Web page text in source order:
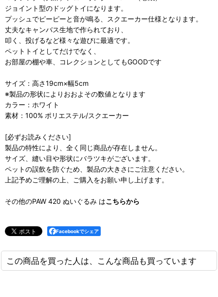
ジョイント型のドッグトイになります。
プッシュでピーピーと音が鳴る、スクエーカー仕様となります。
丈夫なキャンバス生地で作られており、
叩く、投げるなど様々な遊びに最適です。
ペットトイとしてだけでなく、
お部屋の棚や車、コレクションとしてもGOODです
サイズ：高さ19cm×幅5cm
※製品の形状によりおおよその数値となります
カラー：ホワイト
素材：100% ポリエステル/スクエーカー
[必ずお読みください]
製品の特性により、全く同じ商品が存在しません。
サイズ、縫い目や形状にバラツキがございます。
ペットの誤飲を防ぐため、製品の大きさにご注意ください。
上記予めご理解の上、ご購入をお願い申し上げます。
その他のPAW 420 ぬいぐるみ はこちらから
Facebookでシェア
この商品を買った人は、こんな商品も買っています